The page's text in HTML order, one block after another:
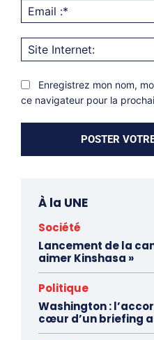
Enregistrez mon nom,
ce navigateur pour la
À la UNE
Société
Lancement de la
aimer Kinshasa »
Politique
Washington :
cœur d’un briefing